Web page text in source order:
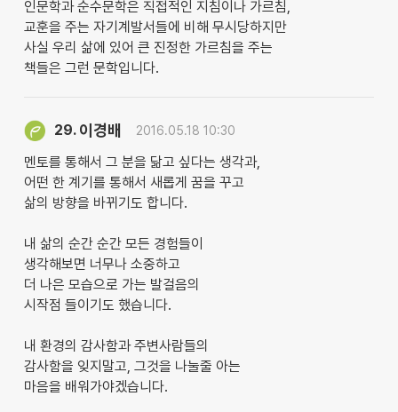
인문학과 순수문학은 직접적인 지침이나 가르침,
교훈을 주는 자기계발서들에 비해 무시당하지만
사실 우리 삶에 있어 큰 진정한 가르침을 주는
책들은 그런 문학입니다.
29. 이경배 2016.05.18 10:30
멘토를 통해서 그 분을 닮고 싶다는 생각과,
어떤 한 계기를 통해서 새롭게 꿈을 꾸고
삶의 방향을 바뀌기도 합니다.
내 삶의 순간 순간 모든 경험들이
생각해보면 너무나 소중하고
더 나은 모습으로 가는 발걸음의
시작점 들이기도 했습니다.
내 환경의 감사함과 주변사람들의
감사함을 잊지말고, 그것을 나눌줄 아는
마음을 배워가야겠습니다.